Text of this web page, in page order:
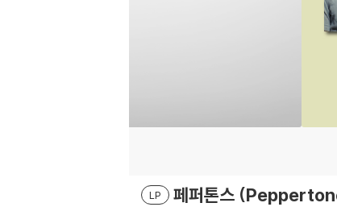
LP 페퍼톤스